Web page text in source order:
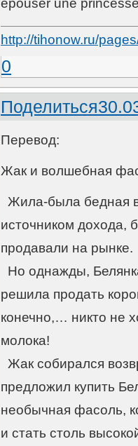
épouser une
http://tihonow.ru/
0
Поделиться
Перевод:
Жак и волшебная
Жила-была бедная
источником дохода,
продавали на рынке.
Но однажды,
решила продать
конечно,… никто не
молока!
Жак собирался
предложил купить
необычная фасоль,
и стать столь